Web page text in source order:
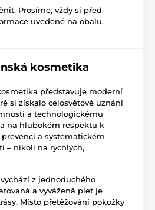
Prosíme, vždy si před
uvedené na obalu.
kosmetika
představuje moderní
si získalo celosvětové uznání
a technologickému
na hlubokém respektu k
a systematickém
– nikoli na rychlých,
z jednoduchého
a vyvážená pleť je
Místo přetěžování pokožky